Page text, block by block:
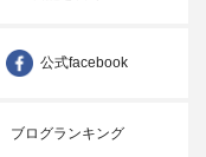
公式facebook
ブログランキング